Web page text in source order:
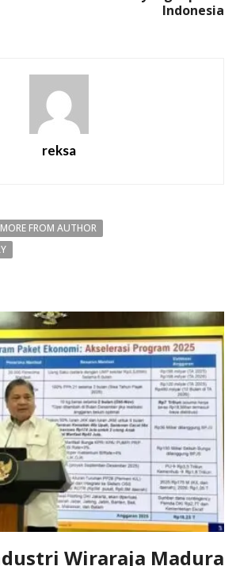
Indonesia
reksa
MORE FROM AUTHOR
Wiraraja Madura